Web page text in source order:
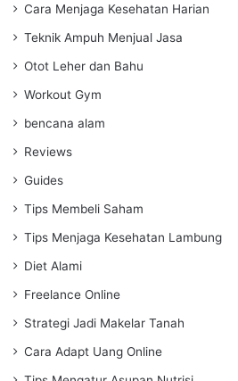
Cara Menjaga Kesehatan Harian
Teknik Ampuh Menjual Jasa
Otot Leher dan Bahu
Workout Gym
bencana alam
Reviews
Guides
Tips Membeli Saham
Tips Menjaga Kesehatan Lambung
Diet Alami
Freelance Online
Strategi Jadi Makelar Tanah
Cara Adapt Uang Online